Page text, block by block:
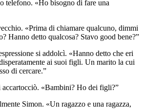
telefono. «Ho bisogno di fare una
«Prima di chiamare qualcuno, dimmi
Hanno detto qualcosa? Stavo good bene?”
si addolcì. «Hanno detto che eri
ai suoi figli. Un marito la cui
di cercare.”
«Bambini? Ho dei figli?”
Simon. «Un ragazzo e una ragazza,